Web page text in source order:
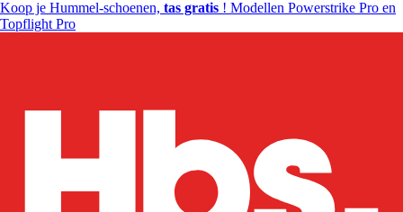
Koop je Hummel-schoenen, tas gratis ! Modellen Powerstrike Pro en
Topflight Pro